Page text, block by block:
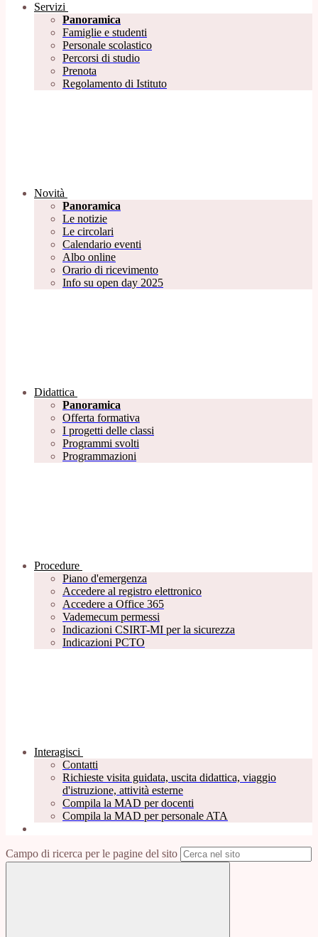
Servizi
Panoramica
Famiglie e studenti
Personale scolastico
Percorsi di studio
Prenota
Regolamento di Istituto
Novità
Panoramica
Le notizie
Le circolari
Calendario eventi
Albo online
Orario di ricevimento
Info su open day 2025
Didattica
Panoramica
Offerta formativa
I progetti delle classi
Programmi svolti
Programmazioni
Procedure
Piano d'emergenza
Accedere al registro elettronico
Accedere a Office 365
Vademecum permessi
Indicazioni CSIRT-MI per la sicurezza
Indicazioni PCTO
Interagisci
Contatti
Richieste visita guidata, uscita didattica, viaggio
d'istruzione, attività esterne
Compila la MAD per docenti
Compila la MAD per personale ATA
Campo di ricerca per le pagine del sito